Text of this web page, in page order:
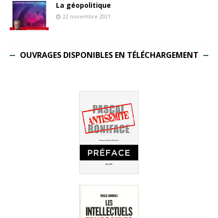
La géopolitique
22 novembre 2021
OUVRAGES DISPONIBLES EN TÉLÉCHARGEMENT